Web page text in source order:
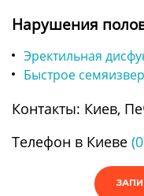
Нарушения
Эректильная
Быстрое
Контакты: Киев,
Телефон в Киеве